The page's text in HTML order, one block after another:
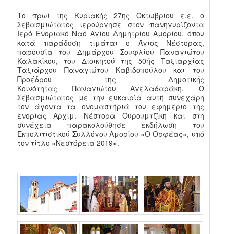
Το πρωί της Κυριακής 27ης Οκτωβρίου ε.ε. ο
Σεβασμιώτατος ιερούργησε στον πανηγυρίζοντα
Ιερό Ενοριακό Ναό Αγίου Δημητρίου Αμορίου, όπου
κατά παράδοση τιμάται ο Άγιος Νέστορας,
παρουσία του Δημάρχου Σουφλίου Παναγιώτου
Καλακίκου, του Διοικητού της 50ής Ταξιαρχίας
Ταξιάρχου Παναγιώτου Καβιδοπούλου και του
Προέδρου της Δημοτικής
Κοινότητας Παναγιώτου Αγελαδαράκη. Ο
Σεβασμιώτατος με την ευκαιρία αυτή συνεχάρη
τον άγοντα τα ονομαστήριά του εφημέριο της
ενορίας Αρχιμ. Νέστορα Ουρουμτζίκη και στη
συνέχεια παρακολούθησε εκδήλωση του
Εκπολιτιστικού Συλλόγου Αμορίου «Ο Ορφέας», υπό
τον τίτλο «Νεστόρεια 2019».